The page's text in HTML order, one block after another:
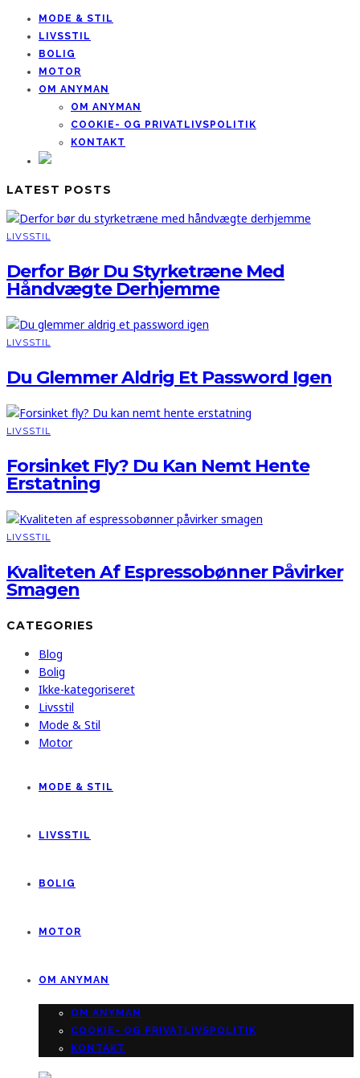
MODE & STIL
LIVSSTIL
BOLIG
MOTOR
OM ANYMAN
OM ANYMAN
COOKIE- OG PRIVATLIVSPOLITIK
KONTAKT
LATEST POSTS
LIVSSTIL
Derfor Bør Du Styrketræne Med
Håndvægte Derhjemme
LIVSSTIL
Du Glemmer Aldrig Et Password Igen
LIVSSTIL
Forsinket Fly? Du Kan Nemt Hente
Erstatning
LIVSSTIL
Kvaliteten Af Espressobønner Påvirker
Smagen
CATEGORIES
Blog
Bolig
Ikke-kategoriseret
Livsstil
Mode & Stil
Motor
MODE & STIL
LIVSSTIL
BOLIG
MOTOR
OM ANYMAN
OM ANYMAN
COOKIE- OG PRIVATLIVSPOLITIK
KONTAKT